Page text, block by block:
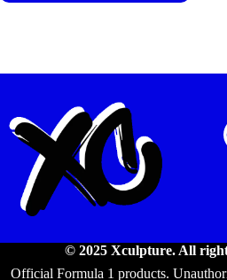
© 2025 Xculpture. All
Official Formula 1 products.